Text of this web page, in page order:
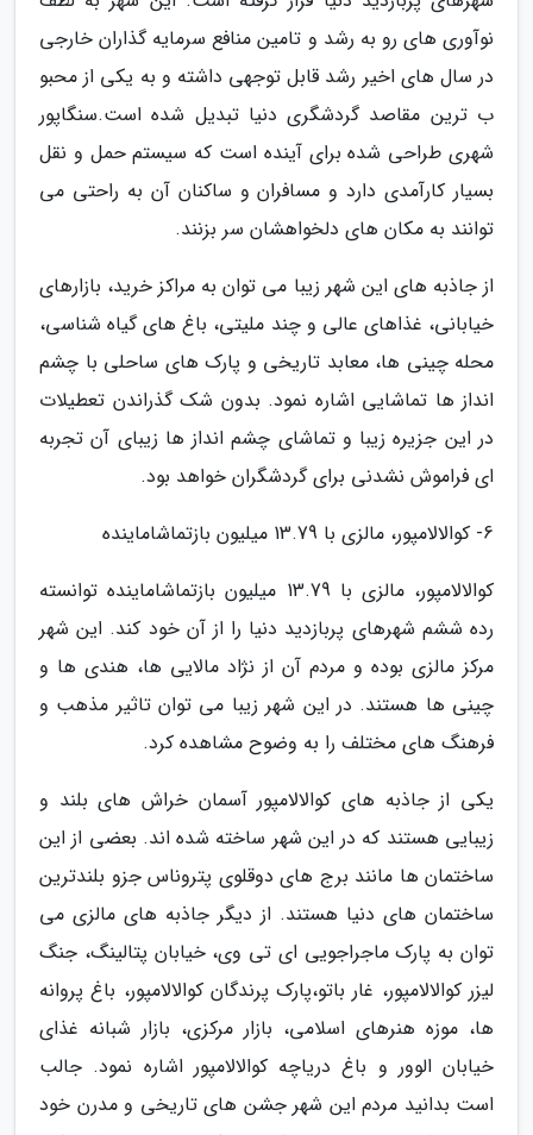
نوآوری های رو به رشد و تامین منافع سرمایه گذاران خارجی
در سال های اخیر رشد قابل توجهی داشته و به یکی از محبو
ب ترین مقاصد گردشگری دنیا تبدیل شده است.سنگاپور
شهری طراحی شده برای آینده است که سیستم حمل و نقل
بسیار کارآمدی دارد و مسافران و ساکنان آن به راحتی می
توانند به مکان های دلخواهشان سر بزنند.
از جاذبه های این شهر زیبا می توان به مراکز خرید، بازارهای
خیابانی، غذاهای عالی و چند ملیتی، باغ های گیاه شناسی،
محله چینی ها، معابد تاریخی و پارک های ساحلی با چشم
انداز ها تماشایی اشاره نمود. بدون شک گذراندن تعطیلات
در این جزیره زیبا و تماشای چشم انداز ها زیبای آن تجربه
ای فراموش نشدنی برای گردشگران خواهد بود.
6- کوالالامپور، مالزی با 13.79 میلیون بازتماشاماینده
کوالالامپور، مالزی با 13.79 میلیون بازتماشاماینده توانسته
رده ششم شهرهای پربازدید دنیا را از آن خود کند. این شهر
مرکز مالزی بوده و مردم آن از نژاد مالایی ها، هندی ها و
چینی ها هستند. در این شهر زیبا می توان تاثیر مذهب و
فرهنگ های مختلف را به وضوح مشاهده کرد.
یکی از جاذبه های کوالالامپور آسمان خراش های بلند و
زیبایی هستند که در این شهر ساخته شده اند. بعضی از این
ساختمان ها مانند برج های دوقلوی پتروناس جزو بلندترین
ساختمان های دنیا هستند. از دیگر جاذبه های مالزی می
توان به پارک ماجراجویی ای تی وی، خیابان پتالینگ، جنگ
لیزر کوالالامپور، غار باتو،پارک پرندگان کوالالامپور، باغ پروانه
ها، موزه هنرهای اسلامی، بازار مرکزی، بازار شبانه غذای
خیابان الوور و باغ دریاچه کوالالامپور اشاره نمود. جالب
است بدانید مردم این شهر جشن های تاریخی و مدرن خود